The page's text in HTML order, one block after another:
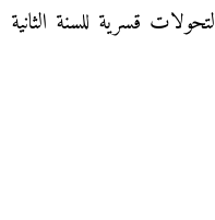
قسرية للسنة الثانية